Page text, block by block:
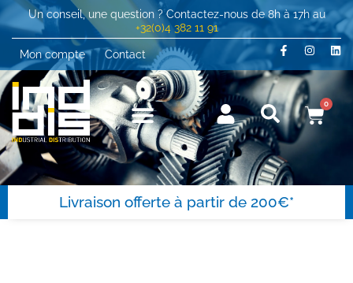
Un conseil, une question ? Contactez-nous de 8h à 17h au
+32(0)4 382 11 91
Mon compte
Contact
0
Livraison offerte à partir de 200€*